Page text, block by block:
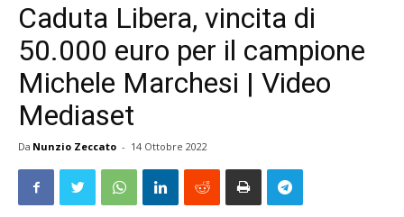
Caduta Libera, vincita di
50.000 euro per il campione
Michele Marchesi | Video
Mediaset
Da Nunzio Zeccato - 14 Ottobre 2022